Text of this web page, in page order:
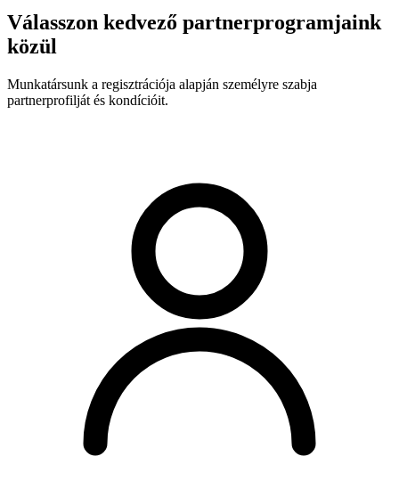
Válasszon kedvező partnerprogramjaink
közül
Munkatársunk a regisztrációja alapján személyre szabja
partnerprofilját és kondícióit.